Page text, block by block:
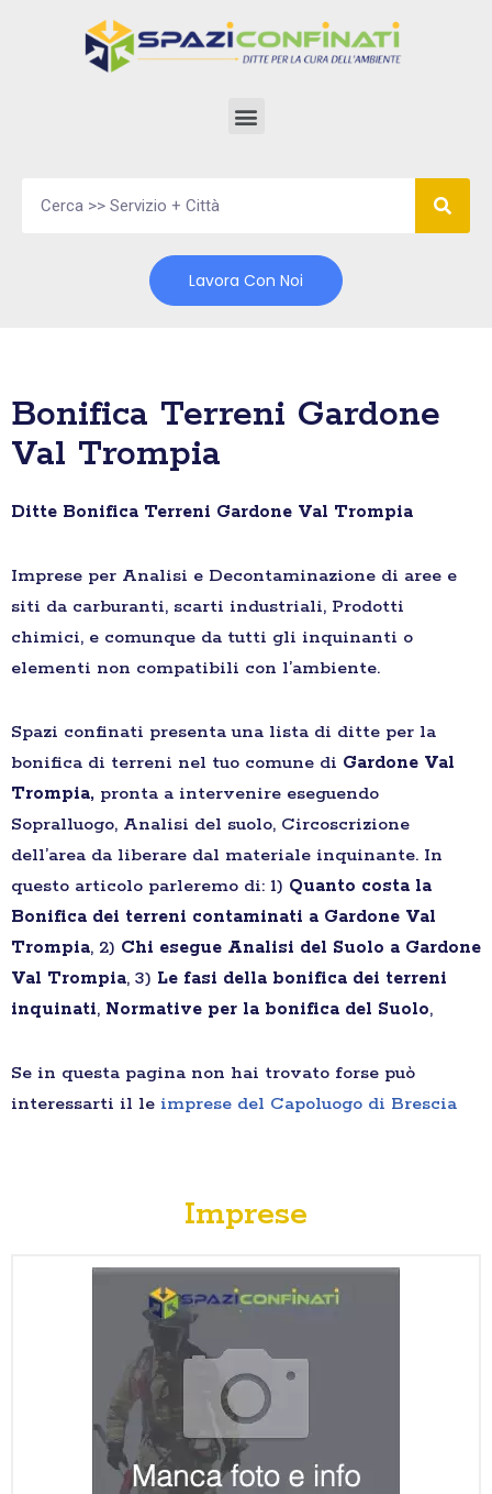
Lavora Con Noi
Bonifica Terreni Gardone
Val Trompia
Ditte Bonifica Terreni Gardone Val Trompia
Imprese per Analisi e Decontaminazione di aree e
siti da carburanti, scarti industriali, Prodotti
chimici, e comunque da tutti gli inquinanti o
elementi non compatibili con l’ambiente.
Spazi confinati presenta una lista di ditte per la
bonifica di terreni nel tuo comune di Gardone Val
Trompia, pronta a intervenire eseguendo
Sopralluogo, Analisi del suolo, Circoscrizione
dell’area da liberare dal materiale inquinante. In
questo articolo parleremo di: 1) Quanto costa la
Bonifica dei terreni contaminati a Gardone Val
Trompia, 2) Chi esegue Analisi del Suolo a Gardone
Val Trompia, 3) Le fasi della bonifica dei terreni
inquinati, Normative per la bonifica del Suolo,
Se in questa pagina non hai trovato forse può
interessarti il le imprese del Capoluogo di Brescia
Imprese